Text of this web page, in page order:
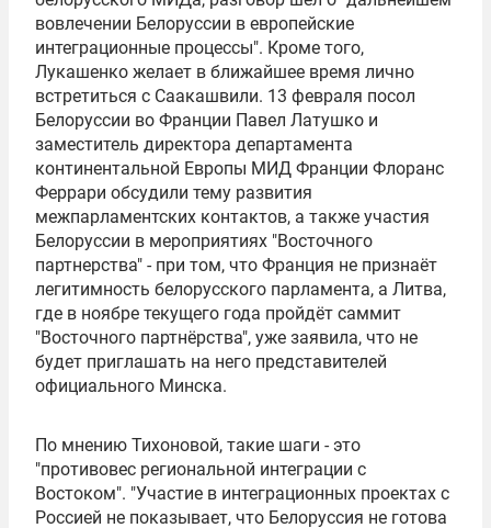
вовлечении Белоруссии в европейские
интеграционные процессы". Кроме того,
Лукашенко желает в ближайшее время лично
встретиться с Саакашвили. 13 февраля посол
Белоруссии во Франции Павел Латушко и
заместитель директора департамента
континентальной Европы МИД Франции Флоранс
Феррари обсудили тему развития
межпарламентских контактов, а также участия
Белоруссии в мероприятиях "Восточного
партнерства" - при том, что Франция не признаёт
легитимность белорусского парламента, а Литва,
где в ноябре текущего года пройдёт саммит
"Восточного партнёрства", уже заявила, что не
будет приглашать на него представителей
официального Минска.
По мнению Тихоновой, такие шаги - это
"противовес региональной интеграции с
Востоком". "Участие в интеграционных проектах с
Россией не показывает, что Белоруссия не готова